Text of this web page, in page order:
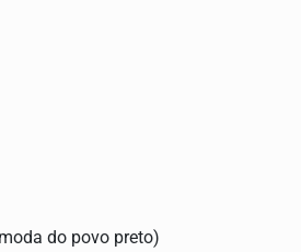
do povo preto)